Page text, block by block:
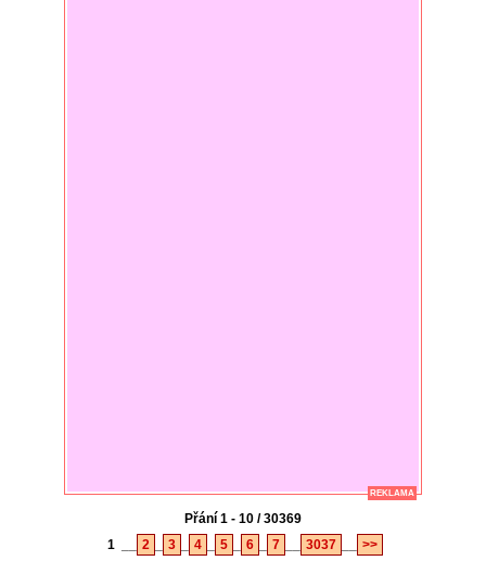
REKLAMA
Přání 1 - 10 / 30369
1
2 3 4 5 6 7 3037 >>